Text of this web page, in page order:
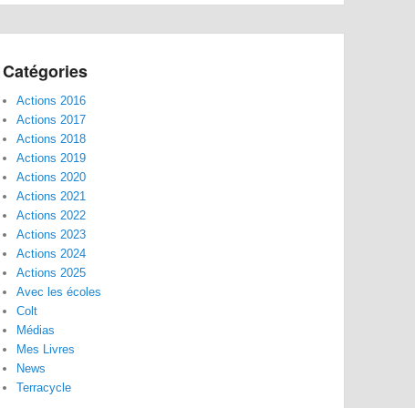
Catégories
Actions 2016
Actions 2017
Actions 2018
Actions 2019
Actions 2020
Actions 2021
Actions 2022
Actions 2023
Actions 2024
Actions 2025
Avec les écoles
Colt
Médias
Mes Livres
News
Terracycle